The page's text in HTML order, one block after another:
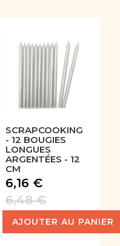
SCRAPCOOKING
- 12 BOUGIES
LONGUES
ARGENTÉES - 12
CM
6,16 €
6,48 €
AJOUTER AU PANIER